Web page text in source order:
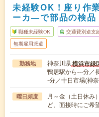
未経験OK！座り作
ーカ―で部品の検品
職種未経験OK 交通費別途支
無期雇用派遣
勤務地 神奈川県横浜市緑
鴨居駅から---分／
-分／十日市場(神
曜日頻度
月～金（土日休み
ど、面接時にご希